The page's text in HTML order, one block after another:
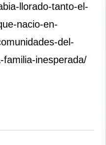
llorado-tanto-el-
nacio-en-
del-
inesperada/